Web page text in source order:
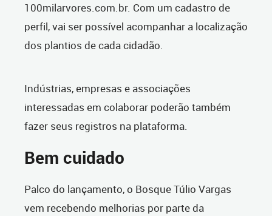
100milarvores.com.br. Com um cadastro de
perfil, vai ser possível acompanhar a localização
dos plantios de cada cidadão.
Indústrias, empresas e associações
interessadas em colaborar poderão também
fazer seus registros na plataforma.
Bem cuidado
Palco do lançamento, o Bosque Túlio Vargas
vem recebendo melhorias por parte da